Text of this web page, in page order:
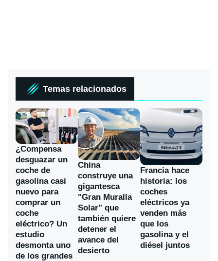
Temas relacionados
¿Compensa
desguazar un
coche de
gasolina casi
nuevo para
comprar un
coche
eléctrico? Un
estudio
desmonta uno
de los grandes
China
construye una
gigantesca
"Gran Muralla
Solar" que
también quiere
detener el
avance del
desierto
Francia hace
historia: los
coches
eléctricos ya
venden más
que los
gasolina y el
diésel juntos